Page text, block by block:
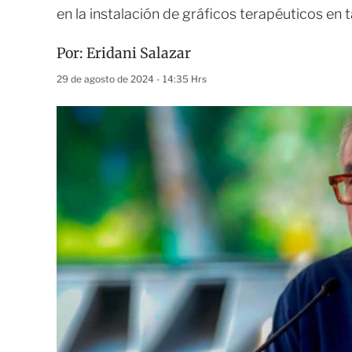
en la instalación de gráficos terapéuticos en
Por: Eridani Salazar
29 de agosto de 2024 - 14:35 Hrs